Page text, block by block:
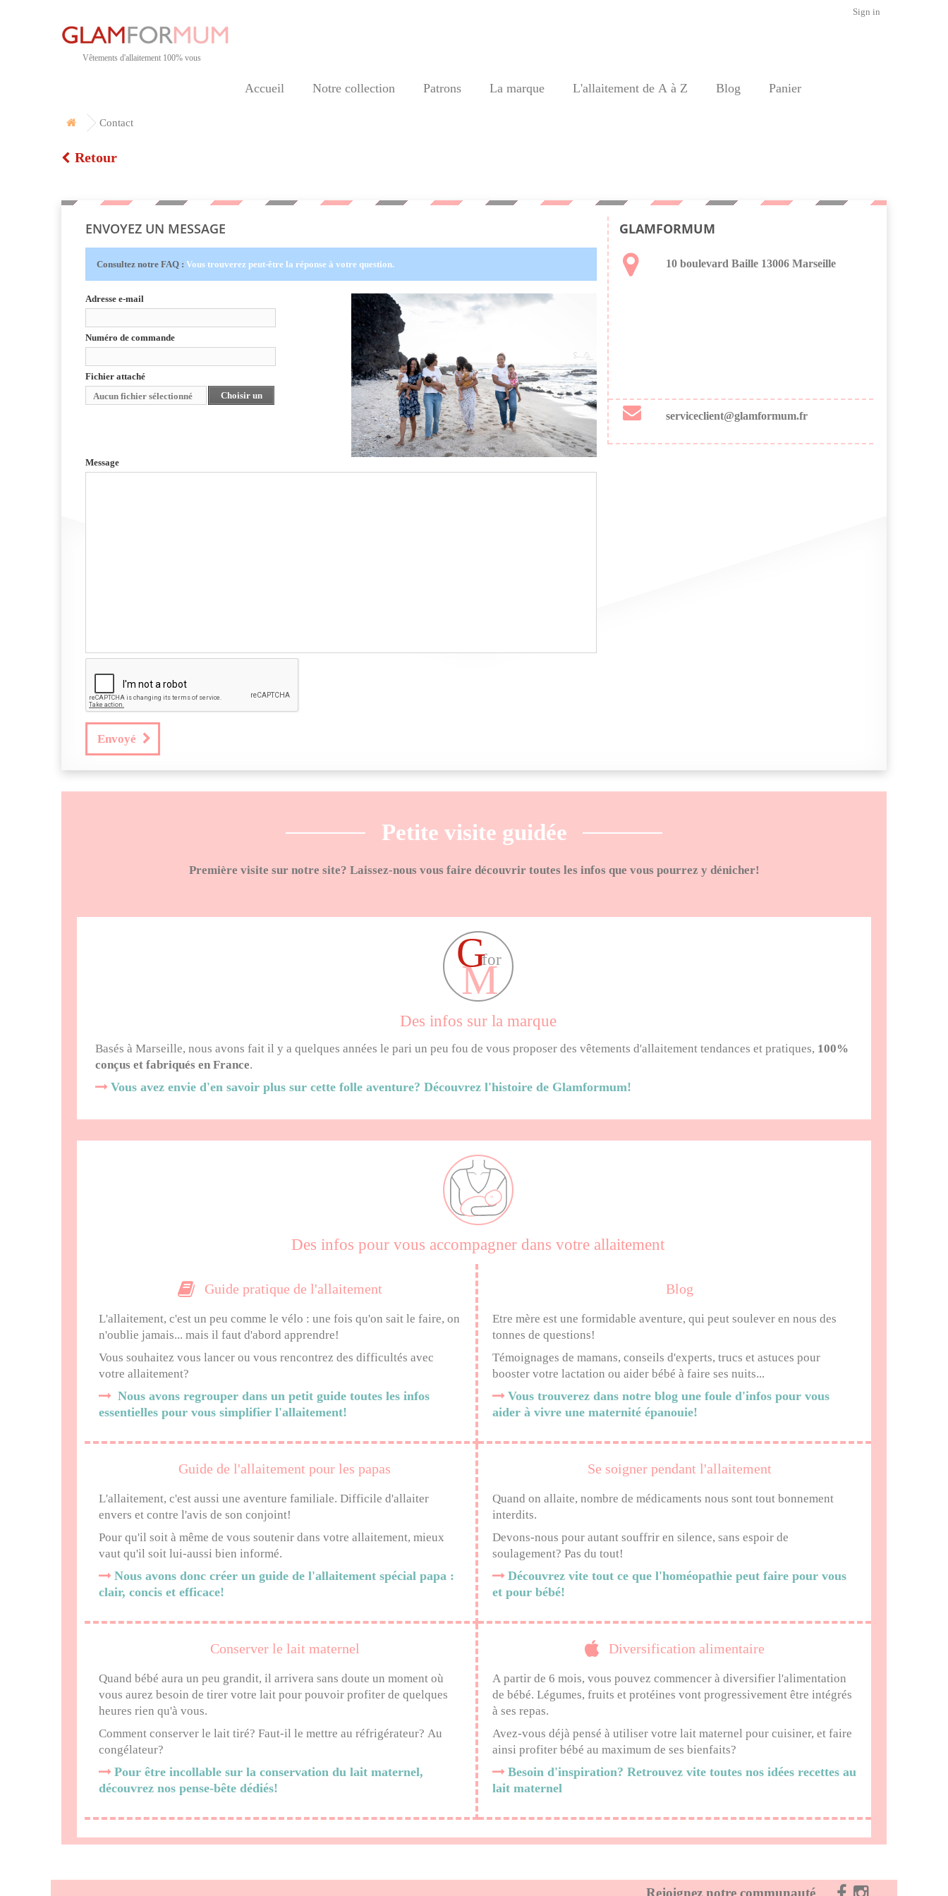
Sign in
Vêtements d'allaitement 100% vous
Accueil Notre collection Patrons La marque L'allaitement de A à Z Blog Panier
Contact
Retour
ENVOYEZ UN MESSAGE
Consultez notre FAQ : Vous trouverez peut-être la réponse à votre question.
Adresse e-mail
Numéro de commande
Fichier attaché
Aucun fichier sélectionné Choisir un
Message
Envoyé
GLAMFORMUM
10 boulevard Baille 13006 Marseille
serviceclient@glamformum.fr
Petite visite guidée
Première visite sur notre site? Laissez-nous vous faire découvrir toutes les infos que vous pourrez y dénicher!
Des infos sur la marque
Basés à Marseille, nous avons fait il y a quelques années le pari un peu fou de vous proposer des vêtements d'allaitement tendances et pratiques, 100%
conçus et fabriqués en France.
Vous avez envie d'en savoir plus sur cette folle aventure? Découvrez l'histoire de Glamformum!
Des infos pour vous accompagner dans votre allaitement
Guide pratique de l'allaitement
L'allaitement, c'est un peu comme le vélo : une fois qu'on sait le faire, on
n'oublie jamais... mais il faut d'abord apprendre!
Vous souhaitez vous lancer ou vous rencontrez des difficultés avec
votre allaitement?
Nous avons regrouper dans un petit guide toutes les infos
essentielles pour vous simplifier l'allaitement!
Blog
Etre mère est une formidable aventure, qui peut soulever en nous des
tonnes de questions!
Témoignages de mamans, conseils d'experts, trucs et astuces pour
booster votre lactation ou aider bébé à faire ses nuits...
Vous trouverez dans notre blog une foule d'infos pour vous
aider à vivre une maternité épanouie!
Guide de l'allaitement pour les papas
L'allaitement, c'est aussi une aventure familiale. Difficile d'allaiter
envers et contre l'avis de son conjoint!
Pour qu'il soit à même de vous soutenir dans votre allaitement, mieux
vaut qu'il soit lui-aussi bien informé.
Nous avons donc créer un guide de l'allaitement spécial papa :
clair, concis et efficace!
Se soigner pendant l'allaitement
Quand on allaite, nombre de médicaments nous sont tout bonnement
interdits.
Devons-nous pour autant souffrir en silence, sans espoir de
soulagement? Pas du tout!
Découvrez vite tout ce que l'homéopathie peut faire pour vous
et pour bébé!
Conserver le lait maternel
Quand bébé aura un peu grandit, il arrivera sans doute un moment où
vous aurez besoin de tirer votre lait pour pouvoir profiter de quelques
heures rien qu'à vous.
Comment conserver le lait tiré? Faut-il le mettre au réfrigérateur? Au
congélateur?
Pour être incollable sur la conservation du lait maternel,
découvrez nos pense-bête dédiés!
Diversification alimentaire
A partir de 6 mois, vous pouvez commencer à diversifier l'alimentation
de bébé. Légumes, fruits et protéines vont progressivement être intégrés
à ses repas.
Avez-vous déjà pensé à utiliser votre lait maternel pour cuisiner, et faire
ainsi profiter bébé au maximum de ses bienfaits?
Besoin d'inspiration? Retrouvez vite toutes nos idées recettes au
lait maternel
Rejoignez notre communauté